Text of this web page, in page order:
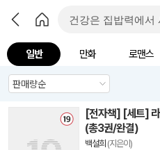
일반 만화 로맨스
[전자책] [세트]
(총3권/완결)
백설희 (지은이)